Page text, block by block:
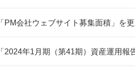
「PM会社ウェブサイト募集面積」を
「2024年1月期（第41期）資産運用報